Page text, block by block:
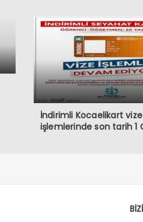
İndirimli Kocaelikart vize
işlemlerinde son tarih 1